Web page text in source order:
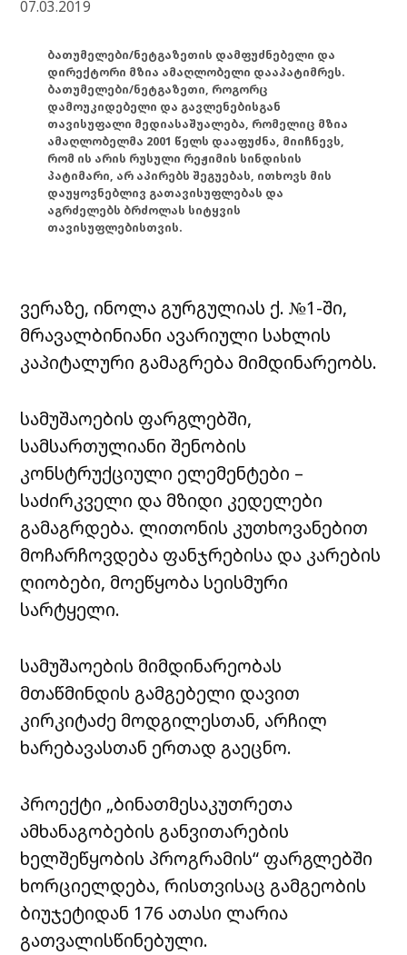
07.03.2019
ბათუმელები/ნეტგაზეთის დამფუძნებელი და
დირექტორი მზია ამაღლობელი დააპატიმრეს.
ბათუმელები/ნეტგაზეთი, როგორც
დამოუკიდებელი და გავლენებისგან
თავისუფალი მედიასაშუალება, რომელიც მზია
ამაღლობელმა 2001 წელს დააფუძნა, მიიჩნევს,
რომ ის არის რუსული რეჟიმის სინდისის
პატიმარი, არ აპირებს შეგუებას, ითხოვს მის
დაუყოვნებლივ გათავისუფლებას და
აგრძელებს ბრძოლას სიტყვის
თავისუფლებისთვის.
ვერაზე, ინოლა გურგულიას ქ. №1-ში,
მრავალბინიანი ავარიული სახლის
კაპიტალური გამაგრება მიმდინარეობს.
სამუშაოების ფარგლებში,
სამსართულიანი შენობის
კონსტრუქციული ელემენტები –
საძირკველი და მზიდი კედელები
გამაგრდება. ლითონის კუთხოვანებით
მოჩარჩოვდება ფანჯრებისა და კარების
ღიობები, მოეწყობა სეისმური
სარტყელი.
სამუშაოების მიმდინარეობას
მთაწმინდის გამგებელი დავით
კირკიტაძე მოდგილესთან, არჩილ
ხარებავასთან ერთად გაეცნო.
პროექტი „ბინათმესაკუთრეთა
ამხანაგობების განვითარების
ხელშეწყობის პროგრამის“ ფარგლებში
ხორციელდება, რისთვისაც გამგეობის
ბიუჯეტიდან 176 ათასი ლარია
გათვალისწინებული.